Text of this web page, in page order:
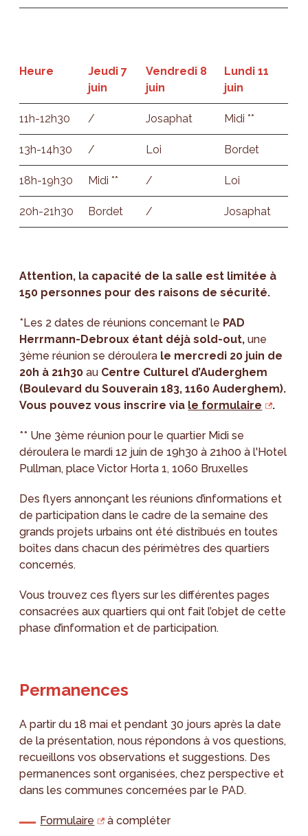
Heure
Jeudi 7
juin
Vendredi 8
juin
Lundi 11
juin
11h-12h30 / Josaphat Midi **
13h-14h30 / Loi Bordet
18h-19h30 Midi ** / Loi
20h-21h30 Bordet / Josaphat
Attention, la capacité de la salle est limitée à
150 personnes pour des raisons de sécurité.
*Les 2 dates de réunions concernant le PAD
Herrmann-Debroux étant déjà sold-out,une
3ème réunion se déroulera le mercredi 20 juin de
20h à 21h30 au Centre Culturel d’Auderghem
(Boulevard du Souverain 183, 1160 Auderghem).
Vous pouvez vous inscrire via le formulaire .
** Une 3ème réunion pour le quartier Midi se
déroulera le mardi 12 juin de 19h30 à 21h00 à l'Hotel
Pullman, place Victor Horta 1, 1060 Bruxelles
Des flyers annonçant les réunions d’informations et
de participation dans le cadre de la semaine des
grands projets urbains ont été distribués en toutes
boîtes dans chacun des périmètres des quartiers
concernés.
Vous trouvez ces flyers sur les différentes pages
consacrées aux quartiers qui ont fait l’objet de cette
phase d’information et de participation.
Permanences
A partir du 18 mai et pendant 30 jours après la date
de la présentation, nous répondons à vos questions,
recueillons vos observations et suggestions. Des
permanences sont organisées, chez perspective et
dans les communes concernées par le PAD.
Formulaire à compléter